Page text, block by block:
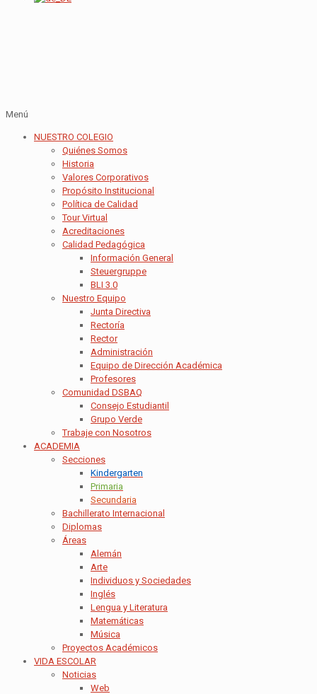
Menú
NUESTRO COLEGIO
Quiénes Somos
Historia
Valores Corporativos
Propósito Institucional
Política de Calidad
Tour Virtual
Acreditaciones
Calidad Pedagógica
Información General
Steuergruppe
BLI 3.0
Nuestro Equipo
Junta Directiva
Rectoría
Rector
Administración
Equipo de Dirección Académica
Profesores
Comunidad DSBAQ
Consejo Estudiantil
Grupo Verde
Trabaje con Nosotros
ACADEMIA
Secciones
Kindergarten
Primaria
Secundaria
Bachillerato Internacional
Diplomas
Áreas
Alemán
Arte
Individuos y Sociedades
Inglés
Lengua y Literatura
Matemáticas
Música
Proyectos Académicos
VIDA ESCOLAR
Noticias
Web